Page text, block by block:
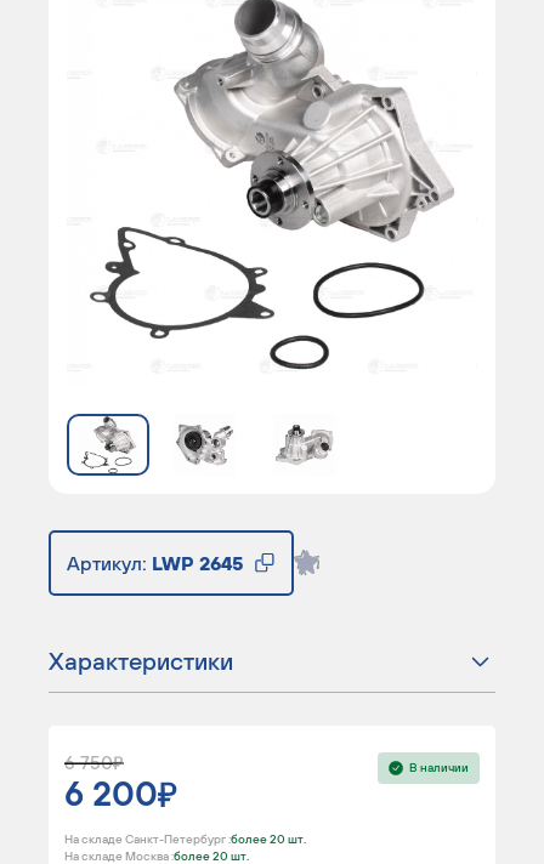
Артикул: LWP 2645
Характеристики
6 750
6 200
В наличии
На складе Санкт-Петербург :более 20 шт.
На складе Москва :более 20 шт.